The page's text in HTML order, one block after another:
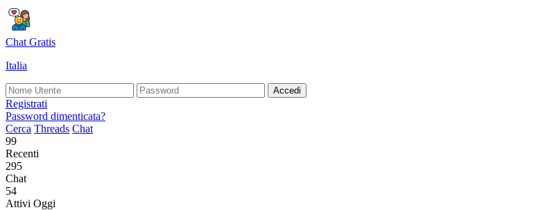
Chat Gratis
Italia
Accedi
Registrati
Password dimenticata?
Cerca Threads Chat
99
Recenti
295
Chat
54
Attivi Oggi